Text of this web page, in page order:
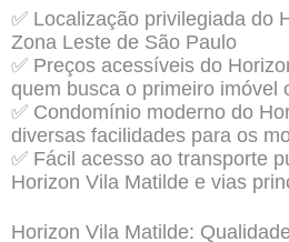
✅ Localização privilegiada do
Zona Leste de São Paulo
✅ Preços acessíveis do
quem busca o primeiro imóvel
✅ Condomínio moderno do
diversas facilidades para os
✅ Fácil acesso ao transporte
Horizon Vila Matilde e vias
Horizon Vila Matilde: